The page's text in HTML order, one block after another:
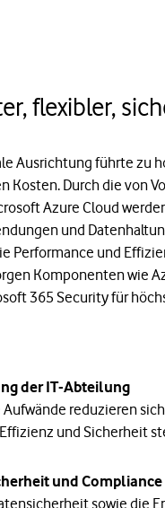
flexibler,
Ausrichtung führte zu
Kosten. Durch die von
Azure Cloud
und
Performance und
Komponenten wie
365 Security für
der IT-Abteilung
reduzieren
und Sicherheit
und Compliance
sowie die